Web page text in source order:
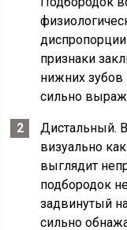
признаки
нижних зубов
сильно
Дистальный.
визуально
выглядит
подбородок
задвинутый
сильно